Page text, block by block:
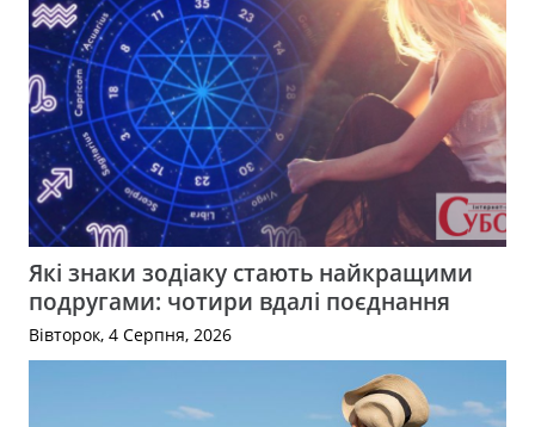
Які знаки зодіаку стають найкращими
подругами: чотири вдалі поєднання
Вівторок, 4 Серпня, 2026